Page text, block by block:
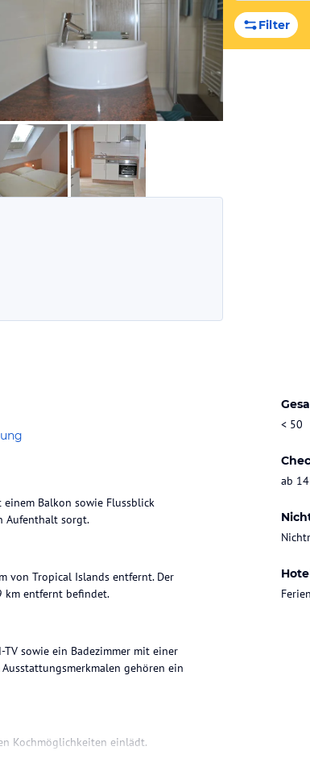
von Booking.com
von Booking.com
Filter
< 50
ab
Balkon sowie Flussblick
Aufenthalt sorgt.
von Tropical Islands entfernt. Der
km entfernt befindet.
sowie ein Badezimmer mit einer
gehören ein
Kochmöglichkeiten einlädt.